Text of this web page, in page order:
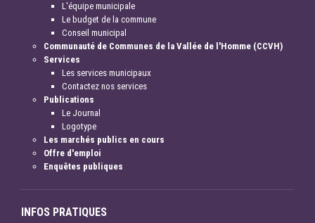
L'équipe municipale
Le budget de la commune
Conseil municipal
Communauté de Communes de la Vallée de l'Homme (CCVH)
Services
Les services municipaux
Contactez nos services
Publications
Le Journal
Logotype
Les marchés publics en cours
Offre d'emploi
Enquêtes publiques
INFOS PRATIQUES